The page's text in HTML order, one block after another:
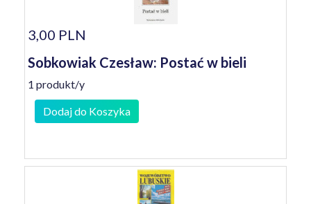
3,00 PLN
Sobkowiak Czesław: Postać w bieli
1 produkt/y
Dodaj do Koszyka